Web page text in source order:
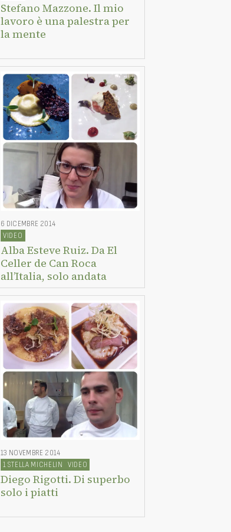
Stefano Mazzone. Il mio
lavoro è una palestra per
la mente
6 DICEMBRE 2014
VIDEO
Alba Esteve Ruiz. Da El
Celler de Can Roca
all’Italia, solo andata
13 NOVEMBRE 2014
1 STELLA MICHELIN VIDEO
Diego Rigotti. Di superbo
solo i piatti